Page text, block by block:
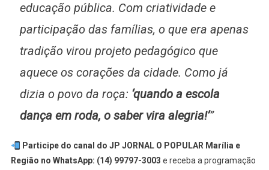
educação pública. Com criatividade e
participação das famílias, o que era apenas
tradição virou projeto pedagógico que
aquece os corações da cidade. Como já
dizia o povo da roça: ‘quando a escola
dança em roda, o saber vira alegria!’”
Participe do canal do JP JORNAL O POPULAR Marília e
Região no WhatsApp: (14) 99797-3003 e receba a programação